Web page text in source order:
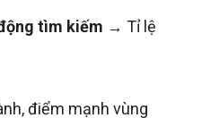
tìm kiếm → Tỉ lệ
điểm mạnh vùng